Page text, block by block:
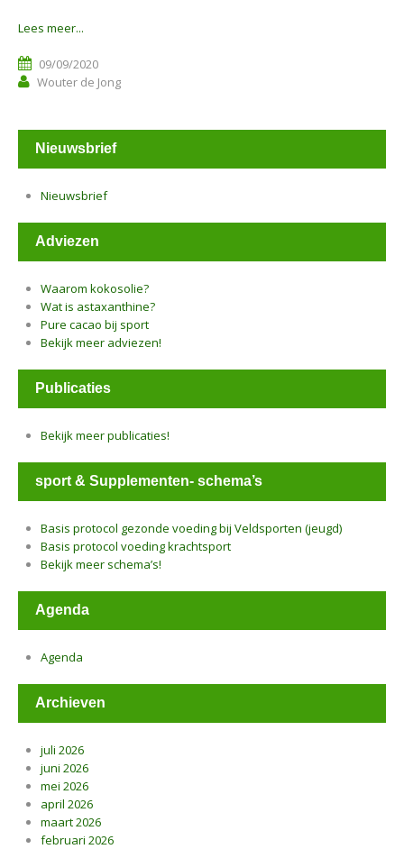
Lees meer...
09/09/2020
Wouter de Jong
Nieuwsbrief
Nieuwsbrief
Adviezen
Waarom kokosolie?
Wat is astaxanthine?
Pure cacao bij sport
Bekijk meer adviezen!
Publicaties
Bekijk meer publicaties!
sport & Supplementen- schema’s
Basis protocol gezonde voeding bij Veldsporten (jeugd)
Basis protocol voeding krachtsport
Bekijk meer schema’s!
Agenda
Agenda
Archieven
juli 2026
juni 2026
mei 2026
april 2026
maart 2026
februari 2026